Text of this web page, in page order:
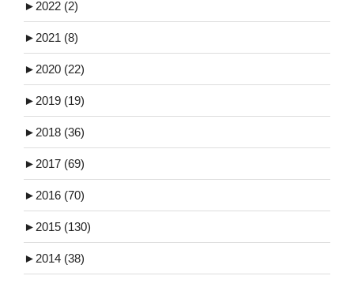
► 2022 (2)
► 2021 (8)
► 2020 (22)
► 2019 (19)
► 2018 (36)
► 2017 (69)
► 2016 (70)
► 2015 (130)
► 2014 (38)